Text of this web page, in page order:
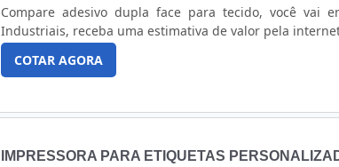
Compare adesivo dupla face para tecido, você vai
Industriais, receba uma estimativa de valor pela
COTAR AGORA
IMPRESSORA PARA ETIQUETAS